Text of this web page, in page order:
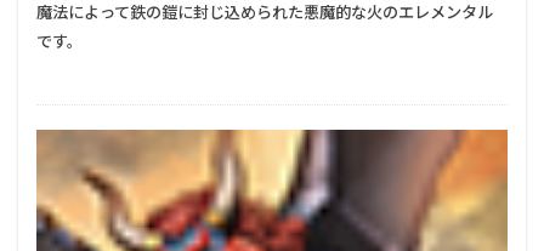
魔法によって鉄の鎧に封じ込められた悪魔的な火のエレメンタル
です。